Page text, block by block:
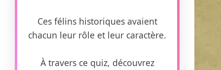
Ces félins historiques avaient
chacun leur rôle et leur caractère.
À travers ce quiz, découvrez